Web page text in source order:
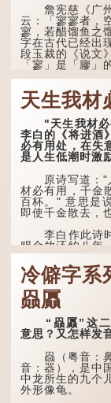
许多人对这上
能详，但它其实
——「不到黄河
詹宪慈《广州
云：「寥寥者，
寥，若醋馏鱼之
字在古代已经出
段玉裁的《说文
「寥」是「廫」
事，以「寥寥安
清」形容空虚无
唐代《艺文类
孙绰《表哀诗》
堂，寂寂响户」
天生我
"天生我材必
李白的《将进酒
必有用处，在失
是人生低潮时激
原诗写道："人
材必有用，千金
百杯。" 意思是
即使千金散去，
李白作此诗时
赐金放还约八年
露出怀...
冷僻字系
赑屭
“赑屭”这二
意思？又怎样发
赑（粤音：鼻
音：器），是中
中龙所生的九个
外形像龟